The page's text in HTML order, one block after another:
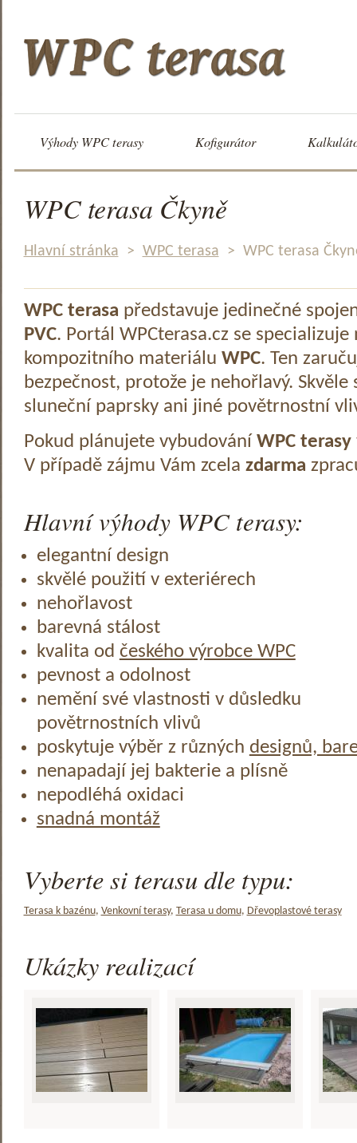
Výhody WPC terasy Kofigurátor
WPC terasa Čkyně
Hlavní stránka > WPC terasa > WPC terasa
WPC terasa představuje jedinečné
PVC. Portál WPCterasa.cz se specializuje
kompozitního materiálu WPC. Ten
bezpečnost, protože je nehořlavý.
sluneční paprsky ani jiné povětrnostní
Pokud plánujete vybudování WPC terasy
V případě zájmu Vám zcela zdarma
Hlavní výhody WPC terasy:
elegantní design
skvělé použití v exteriérech
nehořlavost
barevná stálost
kvalita od českého výrobce WPC
pevnost a odolnost
nemění své vlastnosti v důsledku
povětrnostních vlivů
poskytuje výběr z různých designů,
nenapadají jej bakterie a plísně
nepodléhá oxidaci
snadná montáž
Vyberte si terasu dle typu:
Terasa k bazénu, Venkovní terasy, Terasa u domu, Dřevoplastové terasy
Ukázky realizací